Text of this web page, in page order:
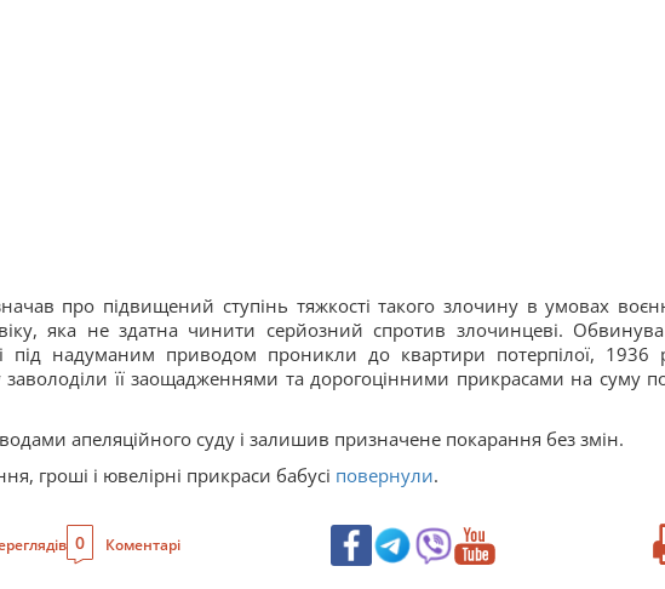
про підвищений ступінь тяжкості такого злочину в умовах
яка не здатна чинити серйозний спротив злочинцеві.
надуманим приводом проникли до квартири потерпілої, 1936
її заощадженнями та дорогоцінними прикрасами на суму
апеляційного суду і залишив призначене покарання без змін.
гроші і ювелірні прикраси бабусі повернули.
0 Коментарі